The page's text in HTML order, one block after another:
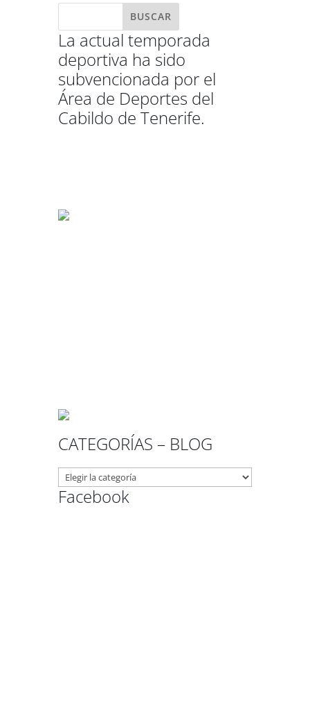
La actual temporada
deportiva ha sido
subvencionada por el
Área de Deportes del
Cabildo de Tenerife.
CATEGORÍAS – BLOG
CATEGORÍAS
–
BLOG
Facebook